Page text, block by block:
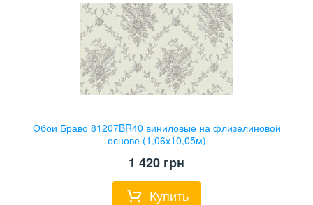
Обои Браво 81207BR40 виниловые на флизелиновой
основе (1,06х10,05м)
1 420 грн
Купить